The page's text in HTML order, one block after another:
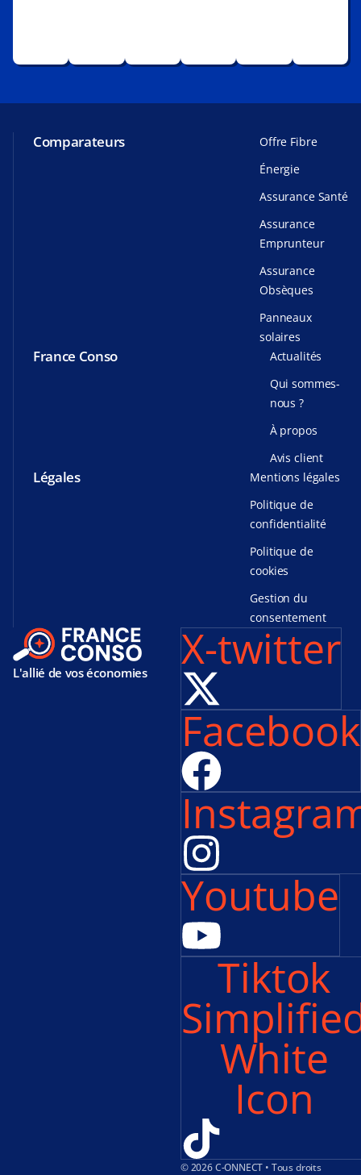
L'allié de vos économies
X-twitter
Facebook
Youtube
Tiktok
White
Icon
© 2026 C-ONNECT • Tous droits
Comparateurs
Offre Fibre
Énergie
Assurance Santé
Assurance
Emprunteur
Assurance
Obsèques
Panneaux
solaires
France Conso
Actualités
Qui sommes-
nous ?
À propos
Avis client
Légales
Mentions légales
Politique de
confidentialité
Politique de
cookies
Gestion du
consentement